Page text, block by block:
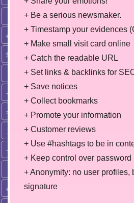
+ Be a serious newsmaker.
+ Timestamp your evidences
+ Make small visit card online
+ Catch the readable URL
+ Set links & backlinks for
+ Save notices
+ Collect bookmarks
+ Promote your information
+ Customer reviews
+ Use #hashtags to be in
+ Keep control over password
+ Anonymity: no user profiles,
signature